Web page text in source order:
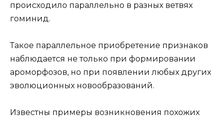
происходило параллельно в разных ветвях
гоминид.
Такое параллельное приобретение признаков
наблюдается не только при формировании
ароморфозов, но при появлении любых других
эволюционных новообразований.
Известны примеры возникновения похожих